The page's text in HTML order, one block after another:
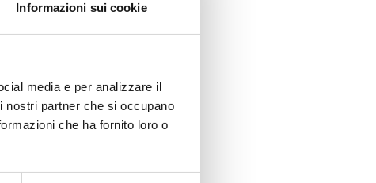
Informazioni sui cookie
media e per analizzare il
nostri partner che si occupano
che ha fornito loro o